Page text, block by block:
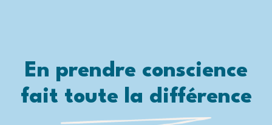
En prendre conscience
fait toute la différence